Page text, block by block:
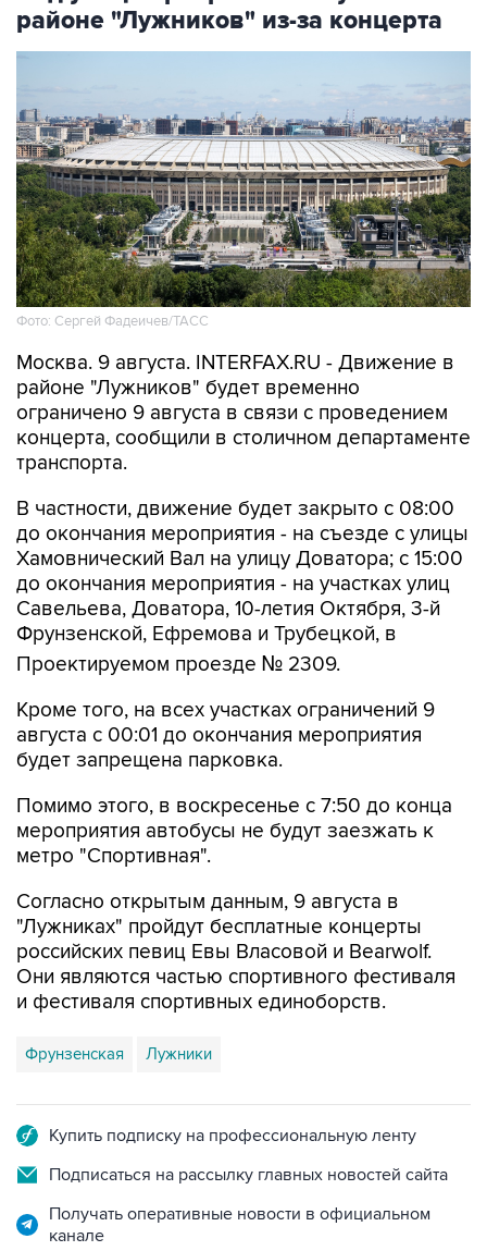
районе "Лужников" из-за концерта
Фото: Сергей Фадеичев/ТАСС
Москва. 9 августа. INTERFAX.RU - Движение в
районе "Лужников" будет временно
ограничено 9 августа в связи с проведением
концерта, сообщили в столичном департаменте
транспорта.
В частности, движение будет закрыто с 08:00
до окончания мероприятия - на съезде с улицы
Хамовнический Вал на улицу Доватора; с 15:00
до окончания мероприятия - на участках улиц
Савельева, Доватора, 10-летия Октября, 3-й
Фрунзенской, Ефремова и Трубецкой, в
Проектируемом проезде № 2309.
Кроме того, на всех участках ограничений 9
августа с 00:01 до окончания мероприятия
будет запрещена парковка.
Помимо этого, в воскресенье с 7:50 до конца
мероприятия автобусы не будут заезжать к
метро "Спортивная".
Согласно открытым данным, 9 августа в
"Лужниках" пройдут бесплатные концерты
российских певиц Евы Власовой и Bearwolf.
Они являются частью спортивного фестиваля
и фестиваля спортивных единоборств.
Фрунзенская Лужники
Купить подписку на профессиональную ленту
Подписаться на рассылку главных новостей сайта
Получать оперативные новости в официальном
канале